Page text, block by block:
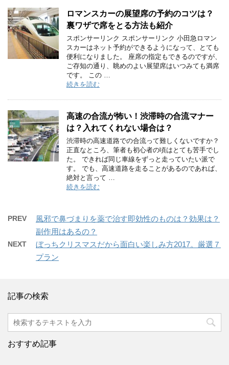
ロマンスカーの展望席の予約のコツは？
裏ワザで席をとる方法も紹介
スポンサーリンク スポンサーリンク 小田急ロマン
スカーはネット予約ができるようになって、とても
便利になりました。 座席の指定もできるのですが、
ご存知の通り、眺めのよい展望席はいつみても満席
です。 この …
続きを読む
高速の合流が怖い！渋滞時の合流マナー
は？入れてくれない場合は？
渋滞時の高速道路での合流って難しくないですか？
正直なところ、筆者も初心者の頃はとても苦手でし
た。 できれば同じ車線をずっと走っていたい派で
す。 でも、高速道路を走ることがあるのであれば、
絶対と言って …
続きを読む
PREV
風邪で鼻づまりを薬で治す即効性のものは？効果は？
副作用はあるの？
NEXT
ぼっちクリスマスだから面白い楽しみ方2017。厳選７
プラン
記事の検索
おすすめ記事